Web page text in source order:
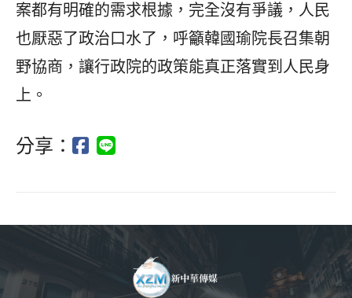
案都有明確的需求根據，完全沒有爭議，人民
也厭惡了政治口水了，呼籲韓國瑜院長召集朝
野協商，讓行政院的政策能真正落實到人民身
上。
分享：